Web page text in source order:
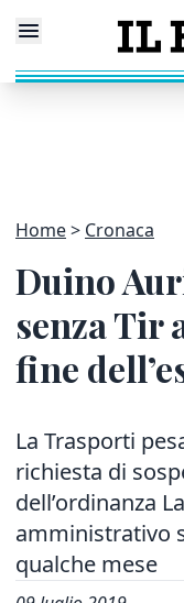
Home Cronaca
Duino
senza Tir
fine
La Trasporti
richiesta di
dell’ordinanza
amministrativo
qualche mese